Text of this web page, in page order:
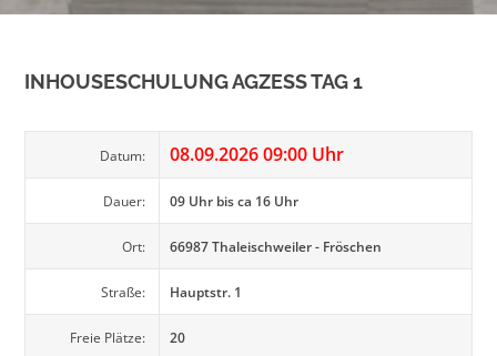
INHOUSESCHULUNG AGZESS TAG 1
Datum: 08.09.2026 09:00 Uhr
Dauer: 09 Uhr bis ca 16 Uhr
Ort: 66987 Thaleischweiler - Fröschen
Straße: Hauptstr. 1
Freie Plätze: 20